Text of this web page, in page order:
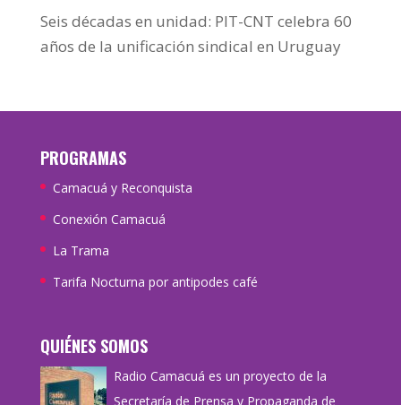
Seis décadas en unidad: PIT-CNT celebra 60
años de la unificación sindical en Uruguay
PROGRAMAS
Camacuá y Reconquista
Conexión Camacuá
La Trama
Tarifa Nocturna por antipodes café
QUIÉNES SOMOS
Radio Camacuá es un proyecto de la
Secretaría de Prensa y Propaganda de